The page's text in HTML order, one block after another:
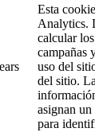
Esta
Analytics.
calcular
campañas
uso del
del sitio.
asignan
para